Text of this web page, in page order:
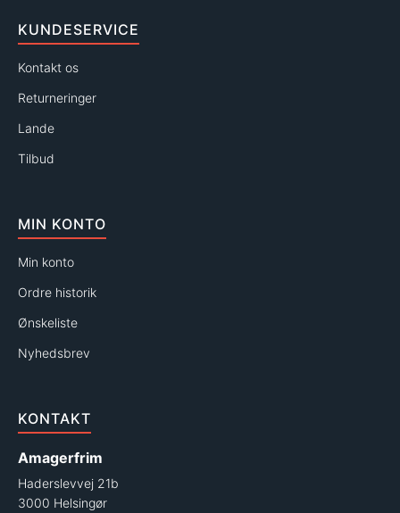
KUNDESERVICE
Kontakt os
Returneringer
Lande
Tilbud
MIN KONTO
Min konto
Ordre historik
Ønskeliste
Nyhedsbrev
KONTAKT
Amagerfrim
Haderslevvej 21b
3000 Helsingør